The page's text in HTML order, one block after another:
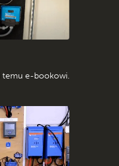
i dokumentacja
temu e-bookowi.